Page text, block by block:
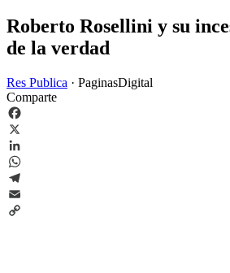
Roberto Rosellini y su
de la verdad
Res Publica · PaginasDigital
Comparte
Facebook
X
LinkedIn
WhatsApp
Telegram
Email